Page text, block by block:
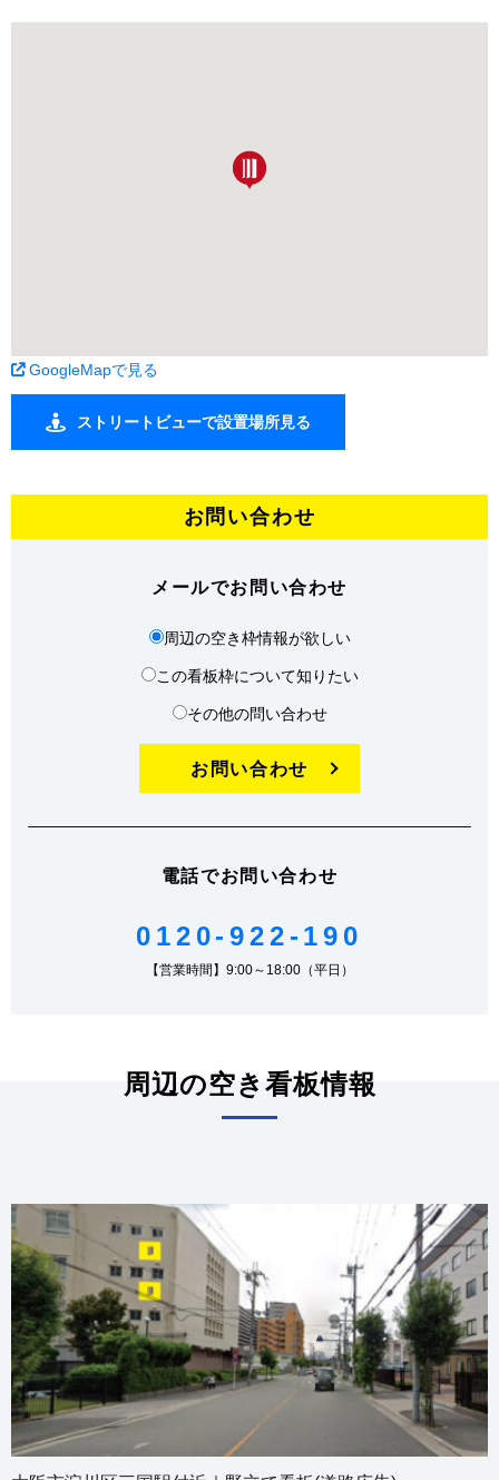
GoogleMapで見る
ストリートビューで設置場所見る
お問い合わせ
メールでお問い合わせ
周辺の空き枠情報が欲しい
この看板枠について知りたい
その他の問い合わせ
お問い合わせ
電話でお問い合わせ
0120-922-190
【営業時間】9:00～18:00（平日）
周辺の空き看板情報